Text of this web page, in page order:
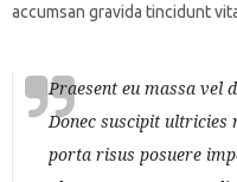
accumsan gravida tincidunt
Praesent eu massa vel
Donec suscipit ultricies
porta risus posuere